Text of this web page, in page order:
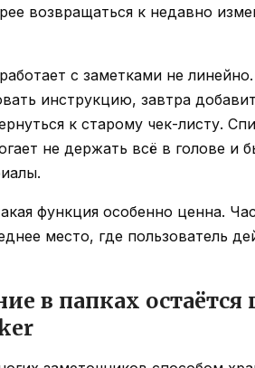
возвращаться к недавно
с заметками не
инструкцию, завтра
к старому чек-листу.
не держать всё в голове и
функция особенно ценна.
место, где пользователь
в папках